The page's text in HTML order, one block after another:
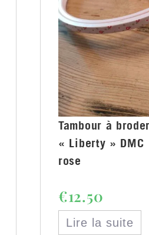
Tambour à broder
« Liberty » DMC
rose
€12.50
Lire la suite